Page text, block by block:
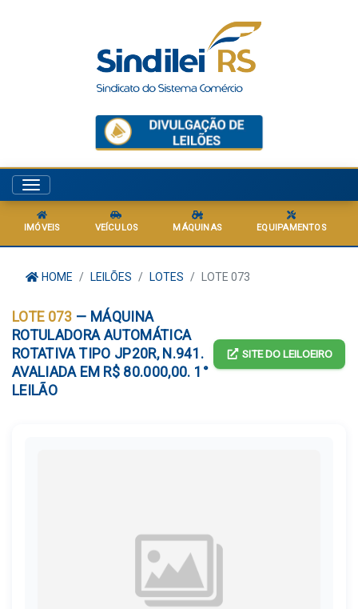
Menu
IMÓVEIS VEÍCULOS MÁQUINAS EQUIPAMENTOS
HOME LEILÕES LOTES LOTE 073
LOTE 073 — MÁQUINA
ROTULADORA AUTOMÁTICA
ROTATIVA TIPO JP20R, N.941.
AVALIADA EM R$ 80.000,00. 1°
LEILÃO
SITE DO LEILOEIRO